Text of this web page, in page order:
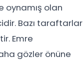
oynamış olan
Bazı taraftarlar
Emre
gözler önüne